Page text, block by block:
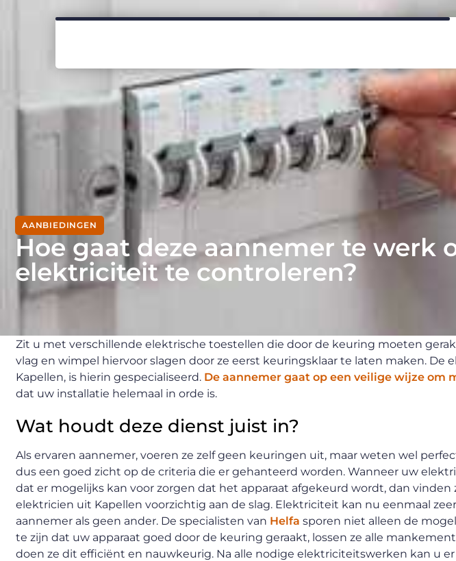
AANBIEDINGEN
Hoe gaat deze aannemer te werk
elektriciteit te controleren?
Zit u met verschillende elektrische toestellen die door de keuring moeten
vlag en wimpel hiervoor slagen door ze eerst keuringsklaar te laten maken. De
Kapellen, is hierin gespecialiseerd. De aannemer gaat op een veilige wijze om
dat uw installatie helemaal in orde is.
Wat houdt deze dienst juist in?
Als ervaren aannemer, voeren ze zelf geen keuringen uit, maar weten wel
dus een goed zicht op de criteria die er gehanteerd worden. Wanneer uw
dat er mogelijks kan voor zorgen dat het apparaat afgekeurd wordt, dan vinden
elektricien uit Kapellen voorzichtig aan de slag. Elektriciteit kan nu eenmaal
aannemer als geen ander. De specialisten van Helfa sporen niet alleen de
te zijn dat uw apparaat goed door de keuring geraakt, lossen ze alle
doen ze dit efficiënt en nauwkeurig. Na alle nodige elektriciteitswerken kan u